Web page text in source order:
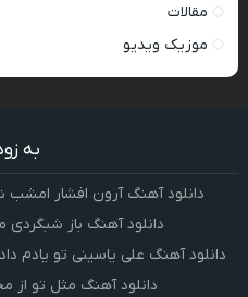
مقالات
موزیک ویدیو
به
دانلود آهنگ آرون افشار
دانلود آهنگ باز
دانلود آهنگ علی یاسینی تو یادم
دانلود آهنگ مثل تو